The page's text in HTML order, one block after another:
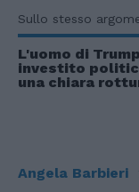
Sullo stesso
L'uomo di
investito
una chiara
Angela Barbieri